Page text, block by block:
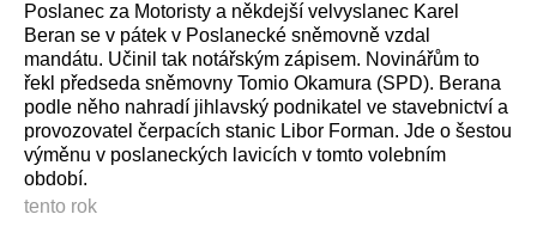
Poslanec za Motoristy a někdejší velvyslanec Karel
Beran se v pátek v Poslanecké sněmovně vzdal
mandátu. Učinil tak notářským zápisem. Novinářům to
řekl předseda sněmovny Tomio Okamura (SPD). Berana
podle něho nahradí jihlavský podnikatel ve stavebnictví a
provozovatel čerpacích stanic Libor Forman. Jde o šestou
výměnu v poslaneckých lavicích v tomto volebním
období.
tento rok